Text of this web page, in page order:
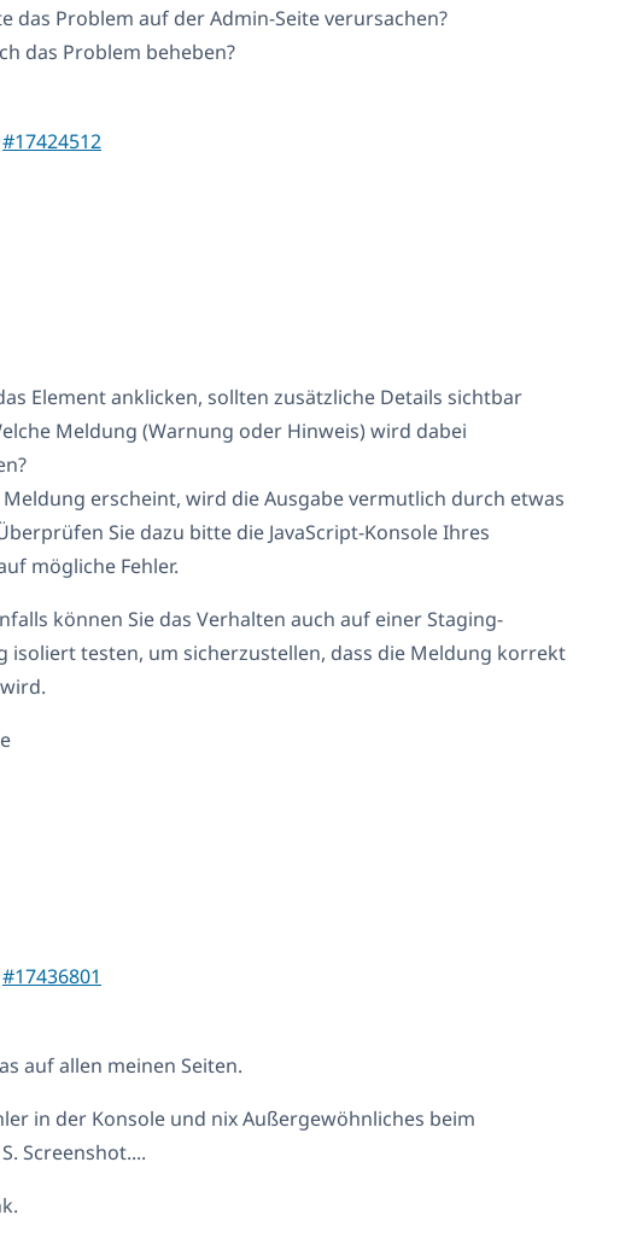
das Problem auf der Admin-Seite verursachen?
das Problem beheben?
#17424512
Element anklicken, sollten zusätzliche Details sichtbar
Meldung (Warnung oder Hinweis) wird dabei
Meldung erscheint, wird die Ausgabe vermutlich durch etwas
Sie dazu bitte die JavaScript-Konsole Ihres
mögliche Fehler.
können Sie das Verhalten auch auf einer Staging-
isoliert testen, um sicherzustellen, dass die Meldung korrekt
#17436801
auf allen meinen Seiten.
in der Konsole und nix Außergewöhnliches beim
Screenshot....